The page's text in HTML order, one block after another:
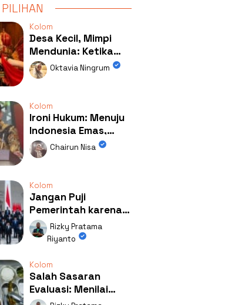
Kolom
Desa Kecil, Mimpi
Mendunia: Ketika
Kolaborasi
Mengubah Wajah
Oktavia Ningrum
Kolom
Ironi Hukum: Menuju
Indonesia Emas,
Ternyata Emasnya
Ada di Rumah Febrie!
Chairun Nisa
Kolom
Jangan Puji
Pemerintah karena
Kerja: Mengapa
Publik Begitu Mudah
Rizky Pratama
Riyanto
Kolom
Salah Sasaran
Evaluasi: Menilai
Program MBG Lewat